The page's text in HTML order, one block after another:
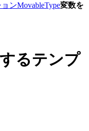
ンMovableType変数を
るテンプ